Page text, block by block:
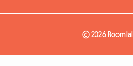
© 2026